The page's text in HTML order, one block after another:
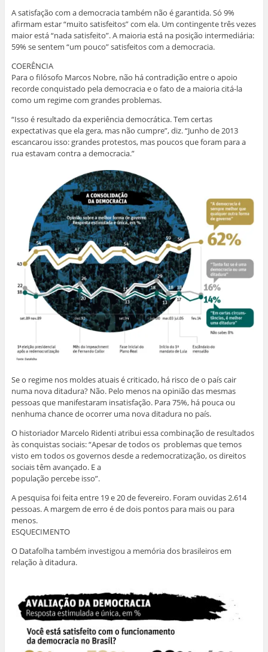
A satisfação com a democracia também não é garantida. Só 9%
afirmam estar “muito satisfeitos” com ela. Um contingente três vezes
maior está “nada satisfeito”. A maioria está na posição intermediária:
59% se sentem “um pouco” satisfeitos com a democracia.
COERÊNCIA
Para o filósofo Marcos Nobre, não há contradição entre o apoio
recorde conquistado pela democracia e o fato de a maioria citá-la
como um regime com grandes problemas.
“Isso é resultado da experiência democrática. Tem certas
expectativas que ela gera, mas não cumpre”, diz. “Junho de 2013
escancarou isso: grandes protestos, mas poucos que foram para a
rua estavam contra a democracia.”
Se o regime nos moldes atuais é criticado, há risco de o país cair
numa nova ditadura? Não. Pelo menos na opinião das mesmas
pessoas que manifestaram insatisfação. Para 75%, há pouca ou
nenhuma chance de ocorrer uma nova ditadura no país.
O historiador Marcelo Ridenti atribui essa combinação de resultados
às conquistas sociais: “Apesar de todos os problemas que temos
visto em todos os governos desde a redemocratização, os direitos
sociais têm avançado. E a
população percebe isso”.
A pesquisa foi feita entre 19 e 20 de fevereiro. Foram ouvidas 2.614
pessoas. A margem de erro é de dois pontos para mais ou para
menos.
ESQUECIMENTO
O Datafolha também investigou a memória dos brasileiros em
relação à ditadura.